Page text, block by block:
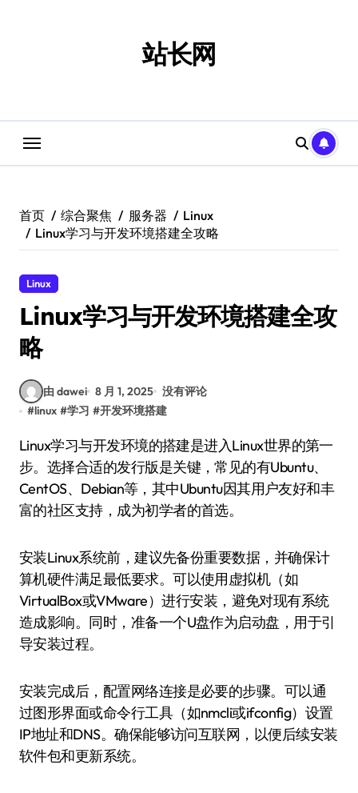
站长网
首页 综合聚焦 服务器
Linux
Linux学习与开发环境搭建全攻略
Linux
Linux学习与开发环境搭建全攻
略
由 dawei 8 月 1, 2025 没有评论
#linux #学习 #开发环境搭建
Linux学习与开发环境的搭建是进入Linux世界的第一
步。选择合适的发行版是关键，常见的有Ubuntu、
CentOS、Debian等，其中Ubuntu因其用户友好和丰
富的社区支持，成为初学者的首选。
安装Linux系统前，建议先备份重要数据，并确保计
算机硬件满足最低要求。可以使用虚拟机（如
VirtualBox或VMware）进行安装，避免对现有系统
造成影响。同时，准备一个U盘作为启动盘，用于引
导安装过程。
安装完成后，配置网络连接是必要的步骤。可以通
过图形界面或命令行工具（如nmcli或ifconfig）设置
IP地址和DNS。确保能够访问互联网，以便后续安装
软件包和更新系统。